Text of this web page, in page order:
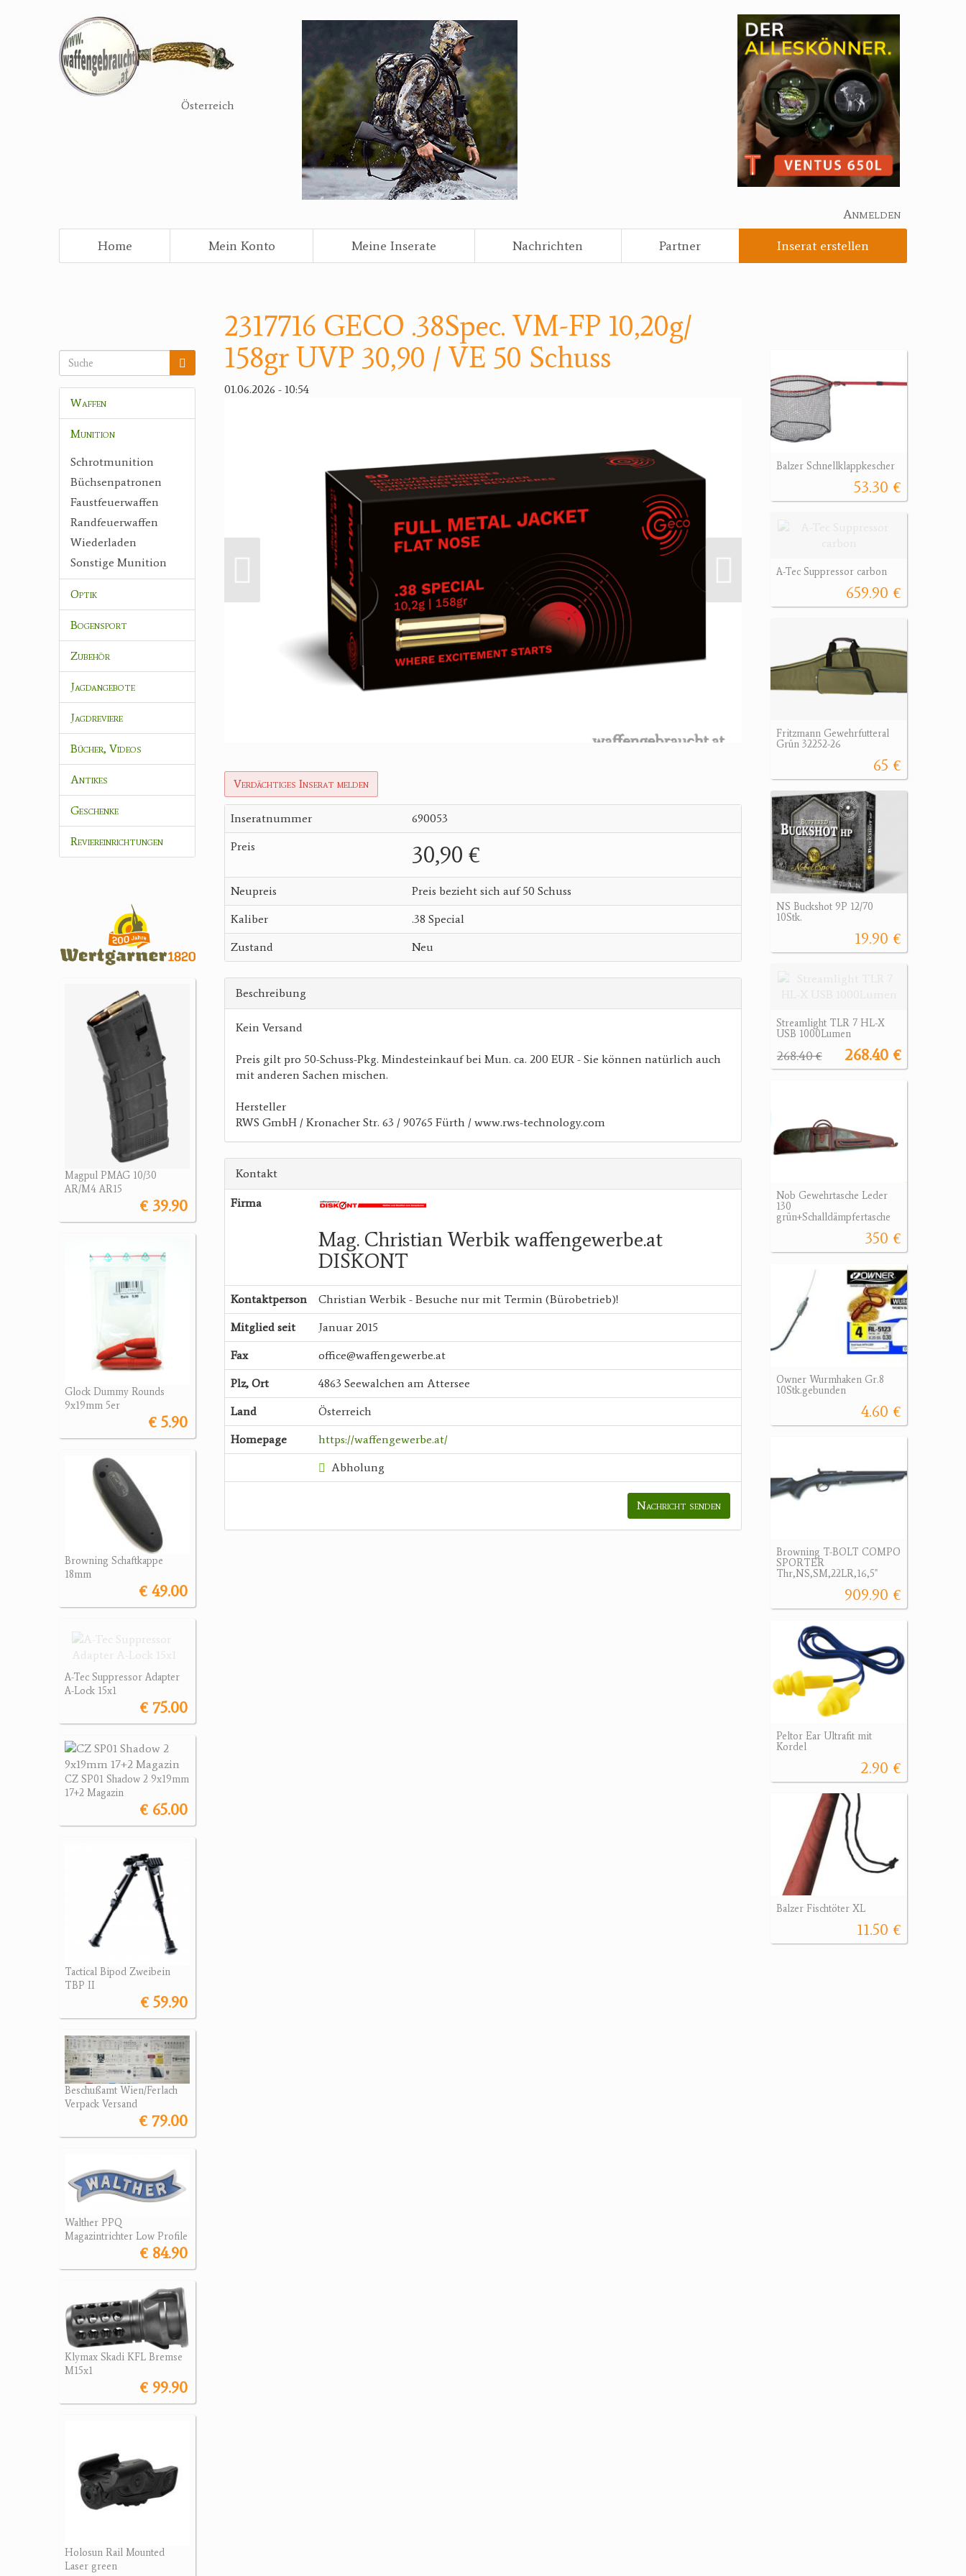
Österreich
Anmelden
Home
Mein Konto Meine Inserate Nachrichten Partner Inserat erstellen
Waffen
Munition
Schrotmunition
Büchsenpatronen
Faustfeuerwaffen
Randfeuerwaffen
Wiederladen
Sonstige Munition
Optik
Bogensport
Zubehör
Jagdangebote
Jagdreviere
Bücher, Videos
Antikes
Geschenke
Reviereinrichtungen
Magpul PMAG 10/30
AR/M4 AR15
€ 39.90
Glock Dummy Rounds
9x19mm 5er
€ 5.90
Browning Schaftkappe
18mm
€ 49.00
A-Tec Suppressor Adapter
A-Lock 15x1
€ 75.00
CZ SP01 Shadow 2 9x19mm
17+2 Magazin
€ 65.00
Tactical Bipod Zweibein
TBP II
€ 59.90
Beschußamt Wien/Ferlach
Verpack Versand
€ 79.00
Walther PPQ
Magazintrichter Low Profile
€ 84.90
Klymax Skadi KFL Bremse
M15x1
€ 99.90
Holosun Rail Mounted
Laser green
2317716 GECO .38Spec. VM-FP 10,20g/
158gr UVP 30,90 / VE 50 Schuss
01.06.2026 - 10:54
Verdächtiges Inserat melden
Inseratnummer 690053
Preis 30,90 €
Neupreis Preis bezieht sich auf 50 Schuss
Kaliber .38 Special
Zustand Neu
Beschreibung
Kein Versand
Preis gilt pro 50-Schuss-Pkg. Mindesteinkauf bei Mun. ca. 200 EUR - Sie können natürlich auch
mit anderen Sachen mischen.
Hersteller
RWS GmbH / Kronacher Str. 63 / 90765 Fürth / www.rws-technology.com
Kontakt
Firma
Mag. Christian Werbik waffengewerbe.at
DISKONT
Kontaktperson Christian Werbik - Besuche nur mit Termin (Bürobetrieb)!
Mitglied seit Januar 2015
Fax office@waffengewerbe.at
Plz, Ort 4863 Seewalchen am Attersee
Land Österreich
Homepage https://waffengewerbe.at/
Abholung
Nachricht senden
Balzer Schnellklappkescher
53.30 €
A-Tec Suppressor carbon
659.90 €
Fritzmann Gewehrfutteral
Grün 32252-26
65 €
NS Buckshot 9P 12/70
10Stk.
19.90 €
Streamlight TLR 7 HL-X
USB 1000Lumen
268.40 €
268.40 €
Nob Gewehrtasche Leder
130
grün+Schalldämpfertasche
350 €
Owner Wurmhaken Gr.8
10Stk.gebunden
4.60 €
Browning T-BOLT COMPO
SPORTER
Thr,NS,SM,22LR,16,5"
909.90 €
Peltor Ear Ultrafit mit
Kordel
2.90 €
Balzer Fischtöter XL
11.50 €